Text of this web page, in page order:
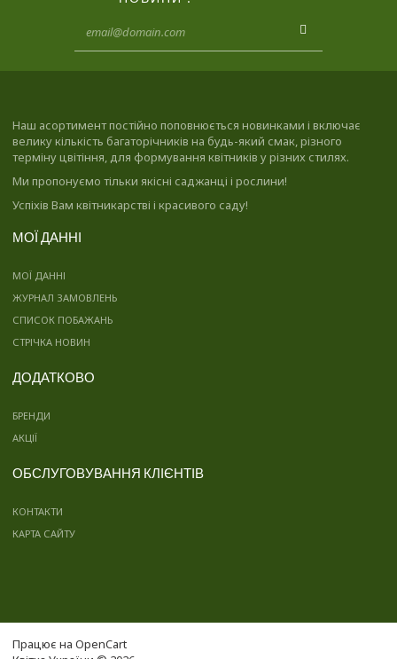
Наш асортимент постійно поповнюється новинками і включає
велику кількість багаторічників на будь-який смак, різного
терміну цвітіння, для формування квітників у різних стилях.
Ми пропонуємо тільки якісні саджанці і рослини!
Успіхів Вам квітникарстві і красивого саду!
МОЇ ДАННІ
МОЇ ДАННІ
ЖУРНАЛ ЗАМОВЛЕНЬ
СПИСОК ПОБАЖАНЬ
СТРІЧКА НОВИН
ДОДАТКОВО
БРЕНДИ
АКЦІЇ
ОБСЛУГОВУВАННЯ КЛІЄНТІВ
КОНТАКТИ
КАРТА САЙТУ
Працює на OpenCart